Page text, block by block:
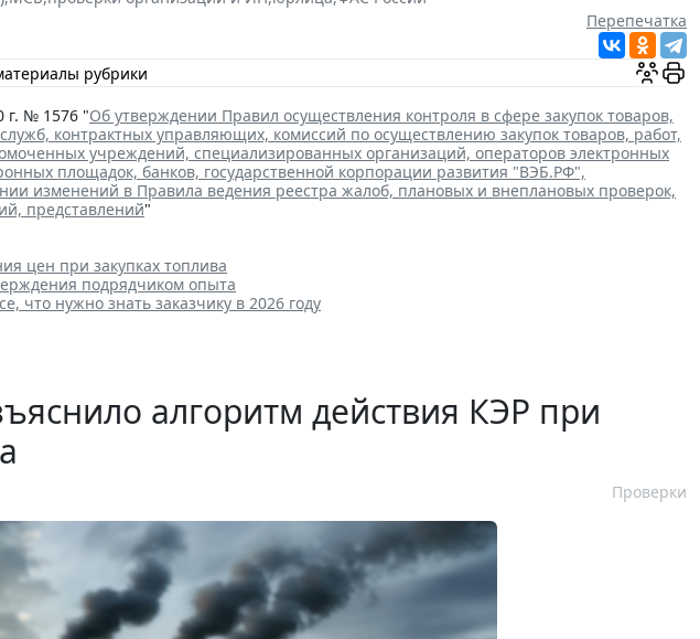
Перепечатка
рубрики
г. № 1576 "Об утверждении Правил осуществления контроля в сфере закупок товаров,
контрактных управляющих, комиссий по осуществлению закупок товаров, работ,
учреждений, специализированных организаций, операторов электронных
площадок, банков, государственной корпорации развития "ВЭБ.РФ",
изменений в Правила ведения реестра жалоб, плановых и внеплановых проверок,
представлений"
цен при закупках топлива
подрядчиком опыта
что нужно знать заказчику в 2026 году
алгоритм действия КЭР при
Проверки